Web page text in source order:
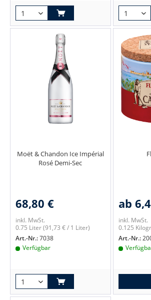
Moët & Chandon Ice Impérial
Rosé Demi-Sec
68,80 €
inkl. MwSt.
0.75 Liter(91,73 € / 1 Liter)
Art.-Nr.:7038
Verfügbar
ab
inkl. MwSt.
0.125
Art.-Nr.: